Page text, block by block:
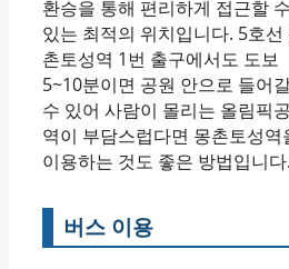
환승을 통해 편리하게 접근할 수
있는 최적의 위치입니다. 5호선
촌토성역 1번 출구에서도 도보
5~10분이면 공원 안으로 들어
수 있어 사람이 몰리는 올림픽
역이 부담스럽다면 몽촌토성역
이용하는 것도 좋은 방법입니다.
버스 이용